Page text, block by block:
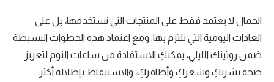
الجمال لا يعتمد فقط على المنتجات التي نستخدمها، بل على
العادات اليومية التي نلتزم بها. ومع اعتماد هذه الخطوات البسيطة
ضمن روتينك الليلي، يمكنكِ الاستفادة من ساعات النوم لتعزيز
صحة بشرتكِ وشعركِ وأظافركِ، والاستيقاظ بإطلالة أكثر